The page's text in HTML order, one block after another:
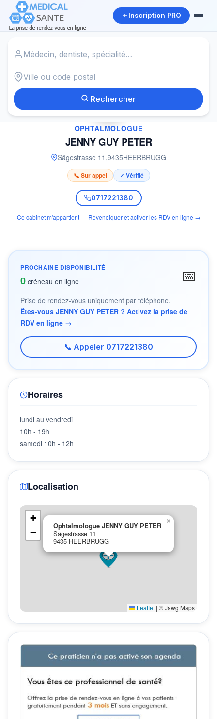
Inscription PRO
Rechercher
✓
OPHTALMOLOGUE
JENNY GUY PETER
Sägestrasse 11 ,9435HEERBRUGG
📞 Sur appel ✓ Vérifié
0717221380
Ce cabinet m'appartient — Revendiquer et activer les RDV en ligne →
PROCHAINE DISPONIBILITÉ
0 créneau en ligne 📅
Prise de rendez-vous uniquement par téléphone.
Êtes-vous JENNY GUY PETER ? Activez la prise de
RDV en ligne →
📞 Appeler 0717221380
Horaires
lundi au vendredi
10h - 19h
samedi 10h - 12h
Localisation
Ophtalmologue JENNY GUY PETER
Sägestrasse 11
9435 HEERBRUGG
×
+
−
Leaflet | © Jawg Maps